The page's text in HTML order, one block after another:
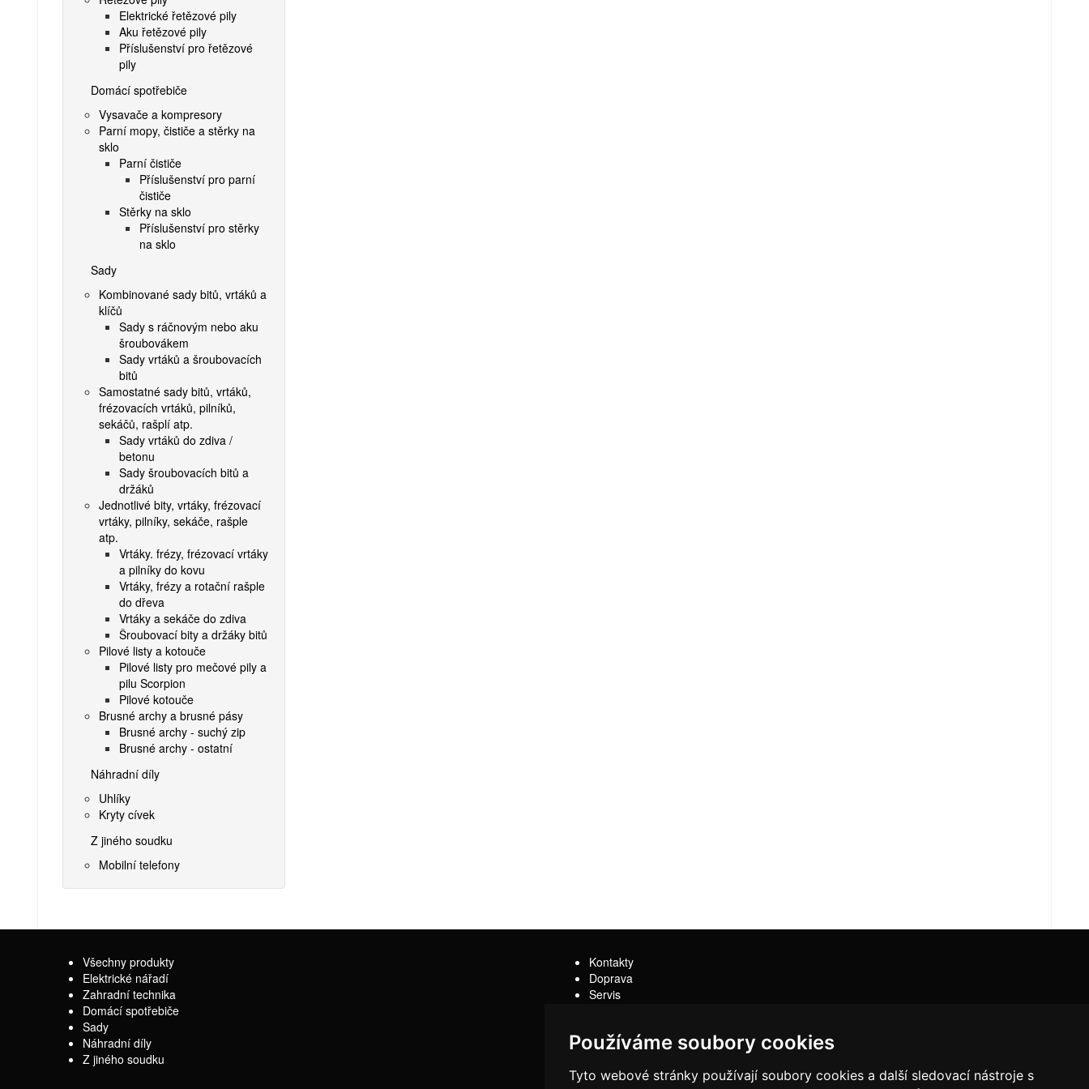
Používáme soubory cookies
Tyto webové stránky používají soubory cookies a další sledovací nástroje s
Elektrické řetězové pily
Aku řetězové pily
Příslušenství pro řetězové
pily
Domácí spotřebiče
Vysavače a kompresory
Parní mopy, čističe a stěrky na
sklo
Parní čističe
Příslušenství pro parní
čističe
Stěrky na sklo
Příslušenství pro stěrky
na sklo
Sady
Kombinované sady bitů, vrtáků a
klíčů
Sady s ráčnovým nebo aku
šroubovákem
Sady vrtáků a šroubovacích
bitů
Samostatné sady bitů, vrtáků,
frézovacích vrtáků, pilníků,
sekáčů, rašplí atp.
Sady vrtáků do zdiva /
betonu
Sady šroubovacích bitů a
držáků
Jednotlivé bity, vrtáky, frézovací
vrtáky, pilníky, sekáče, rašple
atp.
Vrtáky. frézy, frézovací vrtáky
a pilníky do kovu
Vrtáky, frézy a rotační rašple
do dřeva
Vrtáky a sekáče do zdiva
Šroubovací bity a držáky bitů
Pilové listy a kotouče
Pilové listy pro mečové pily a
pilu Scorpion
Pilové kotouče
Brusné archy a brusné pásy
Brusné archy - suchý zip
Brusné archy - ostatní
Náhradní díly
Uhlíky
Kryty cívek
Z jiného soudku
Mobilní telefony
Všechny produkty
Elektrické nářadí
Zahradní technika
Domácí spotřebiče
Sady
Náhradní díly
Z jiného soudku
Kontakty
Doprava
Servis